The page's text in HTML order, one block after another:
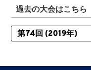
過去の大会はこちら